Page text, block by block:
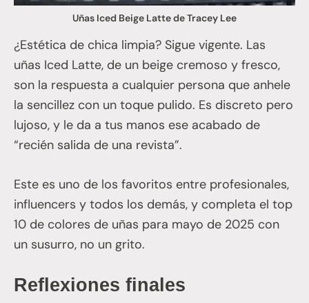
Uñas Iced Beige Latte de Tracey Lee
¿Estética de chica limpia? Sigue vigente. Las
uñas Iced Latte, de un beige cremoso y fresco,
son la respuesta a cualquier persona que anhele
la sencillez con un toque pulido. Es discreto pero
lujoso, y le da a tus manos ese acabado de
“recién salida de una revista”.
Este es uno de los favoritos entre profesionales,
influencers y todos los demás, y completa el top
10 de colores de uñas para mayo de 2025 con
un susurro, no un grito.
Reflexiones finales